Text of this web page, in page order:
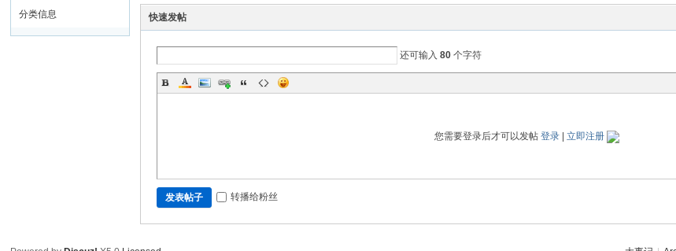
分类信息
快速发帖
还可输入80 个字符
您需要登录后才可以发帖 登录| 立即注册
发表帖子 转播给粉丝